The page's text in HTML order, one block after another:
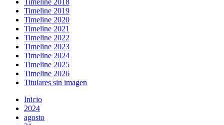
Timeline 2018
Timeline 2019
Timeline 2020
Timeline 2021
Timeline 2022
Timeline 2023
Timeline 2024
Timeline 2025
Timeline 2026
Titulares sin imagen
Inicio
2024
agosto